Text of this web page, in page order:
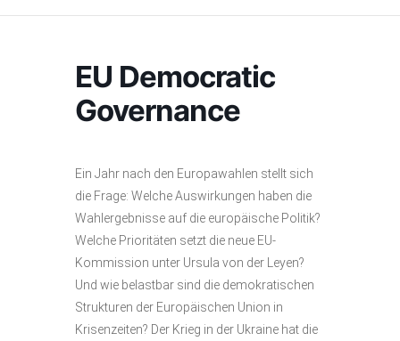
EU Democratic
Governance
Ein Jahr nach den Europawahlen stellt sich
die Frage: Welche Auswirkungen haben die
Wahlergebnisse auf die europäische Politik?
Welche Prioritäten setzt die neue EU-
Kommission unter Ursula von der Leyen?
Und wie belastbar sind die demokratischen
Strukturen der Europäischen Union in
Krisenzeiten? Der Krieg in der Ukraine hat die